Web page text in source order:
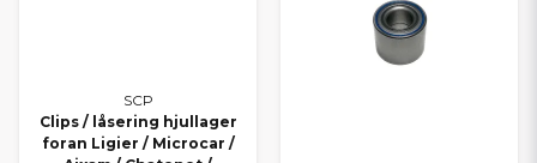
SCP
Clips / låsering hjullager
foran Ligier / Microcar /